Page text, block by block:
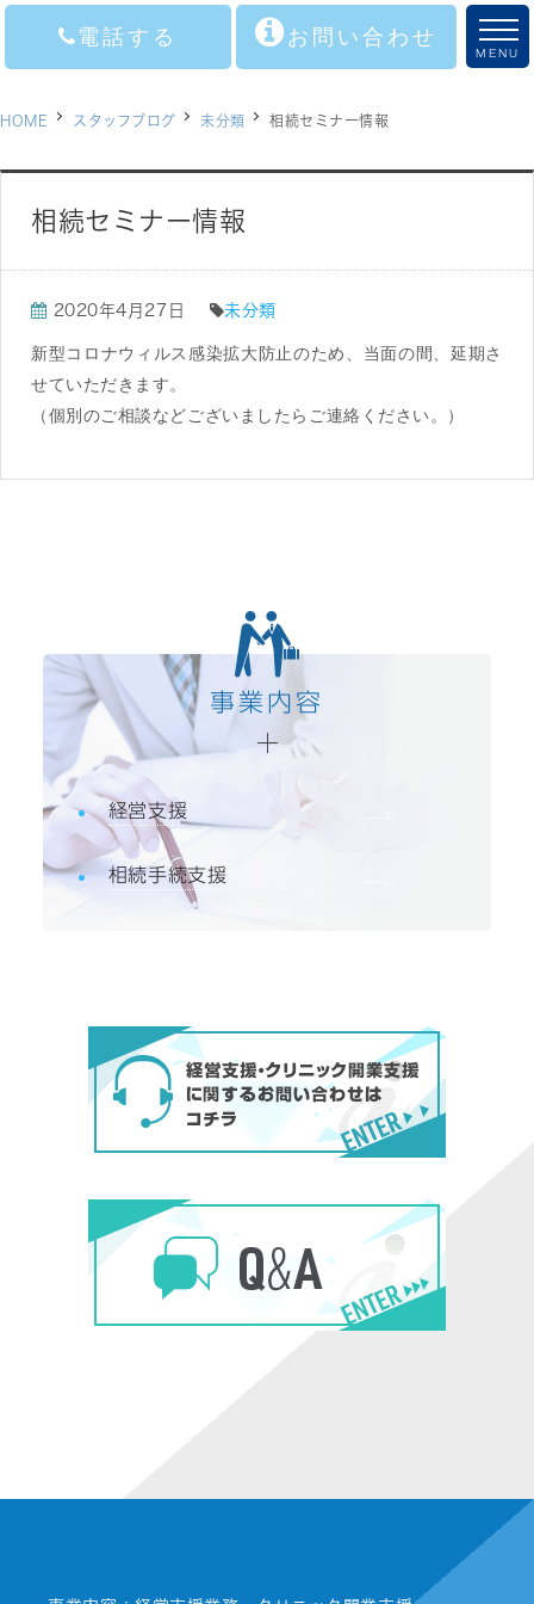
電話する お問い合わせ
MENU
ご挨拶
事業内容
セミナーその他情報
HOME スタッフブログ 未分類 相続セミナー情報
相続セミナー情報
2020年4月27日 未分類
新型コロナウィルス感染拡大防止のため、当面の間、延期さ
せていただきます。
（個別のご相談などございましたらご連絡ください。）
事業内容
経営支援
相続手続支援